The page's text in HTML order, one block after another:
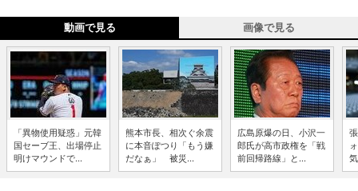
動画で見る 画像で見る
「異物使用疑惑」元韓
国セーブ王、出場停止
明けマウンドで...
熊本市長、相次ぐ余震
に本音ぽつり「もう嫌
だなぁ」 被災...
広島原爆の日、小沢一
郎氏が高市政権を「戦
前回帰路線」と...